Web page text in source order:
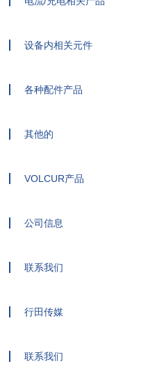
设备内相关元件
各种配件产品
其他的
VOLCUR产品
公司信息
联系我们
行田传媒
联系我们